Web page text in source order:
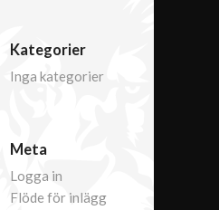
Kategorier
Inga kategorier
Meta
Logga in
Flöde för inlägg